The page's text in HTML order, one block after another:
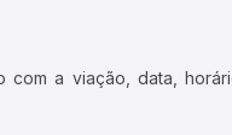
com a viação, data,